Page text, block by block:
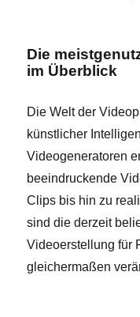
Die
im Überblick
Die Welt der
künstlicher
Videogeneratoren
beeindruckende
Clips bis hin zu
sind die derzeit
Videoerstellung für
gleichermaßen